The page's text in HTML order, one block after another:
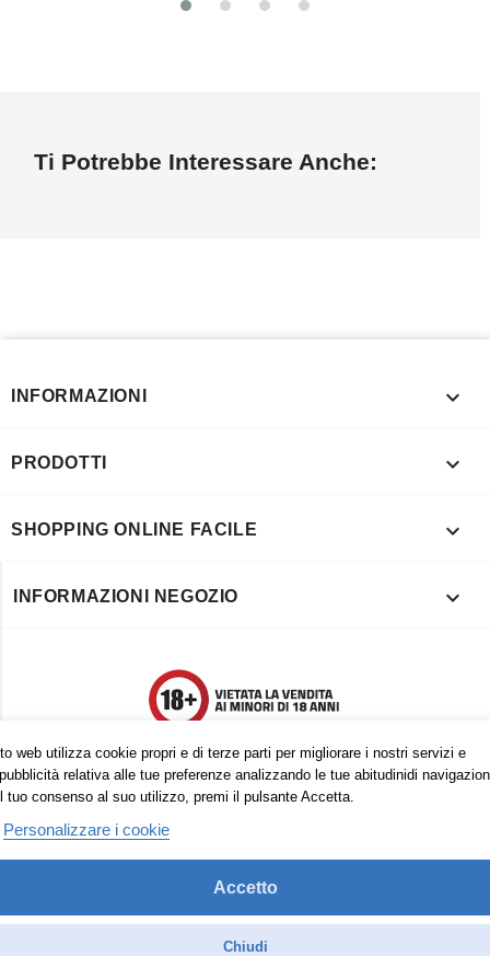
Ti Potrebbe Interessare Anche:
web utilizza cookie propri e di terze parti per migliorare i nostri servizi e
relativa alle tue preferenze analizzando le tue abitudinidi
tuo consenso al suo utilizzo, premi il pulsante Accetta.
Personalizzare i cookie
Accetto
Chiudi
INFORMAZIONI 
PRODOTTI 
SHOPPING ONLINE FACILE 
INFORMAZIONI NEGOZIO 
Trovaci anche su: